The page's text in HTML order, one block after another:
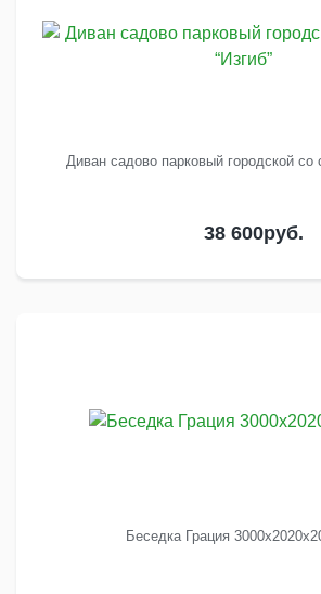
Диван садово парковый городской со
38 600руб.
Беседка Грация